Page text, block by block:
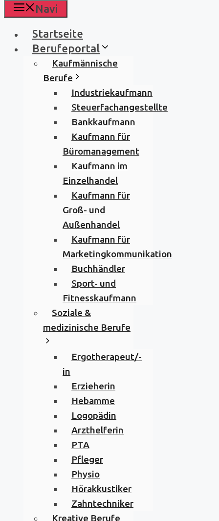
Navi
Startseite
Berufeportal
Kaufmännische
Berufe
Industriekaufmann
Steuerfachangestellte
Bankkaufmann
Kaufmann für
Büromanagement
Kaufmann im
Einzelhandel
Kaufmann für
Groß- und
Außenhandel
Kaufmann für
Marketingkommunikation
Buchhändler
Sport- und
Fitnesskaufmann
Soziale &
medizinische Berufe
Ergotherapeut/-
in
Erzieherin
Hebamme
Logopädin
Arzthelferin
PTA
Pfleger
Physio
Hörakkustiker
Zahntechniker
Kreative Berufe